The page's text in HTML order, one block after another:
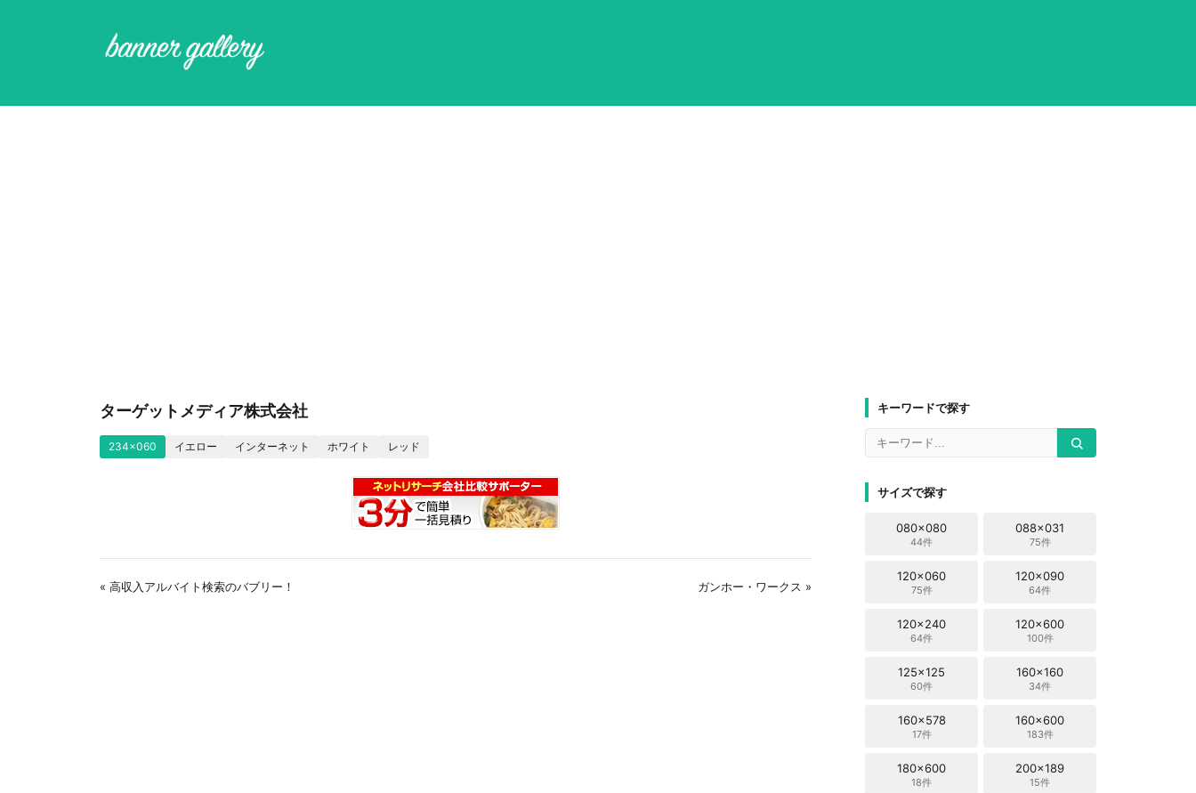
ターゲットメディア株式会社
234x060 イエロー インターネット ホワイト レッド
« 高収入アルバイト検索のバブリー！ ガンホー・ワークス »
キーワードで探す
サイズで探す
080x080
44件
088x031
75件
120x060
75件
120x090
64件
120x240
64件
120x600
100件
125x125
60件
160x160
34件
160x578
17件
160x600
183件
180x600
18件
200x189
15件